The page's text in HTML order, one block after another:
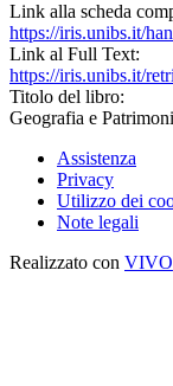
Link alla scheda
https://iris.unibs.it/
Link al Full Text:
https://iris.unibs.it/
Titolo del libro:
Geografia e
Assistenza
Privacy
Utilizzo dei
Note legali
Realizzato con VIVO